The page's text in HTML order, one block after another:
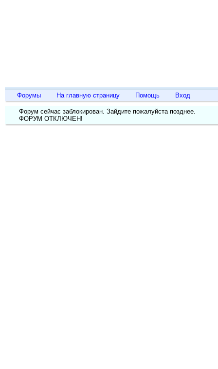
Форумы На главную страницу Помощь Вход
Форум сейчас заблокирован. Зайдите пожалуйста позднее.
ФОРУМ ОТКЛЮЧЕН!